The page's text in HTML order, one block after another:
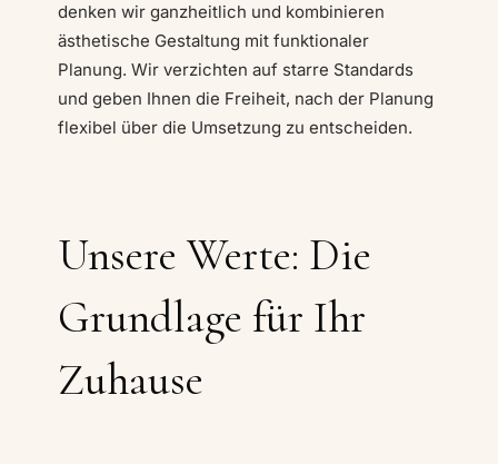
denken wir ganzheitlich und kombinieren
ästhetische Gestaltung mit funktionaler
Planung. Wir verzichten auf starre Standards
und geben Ihnen die Freiheit, nach der Planung
flexibel über die Umsetzung zu entscheiden.
Unsere Werte: Die
Grundlage für Ihr
Zuhause